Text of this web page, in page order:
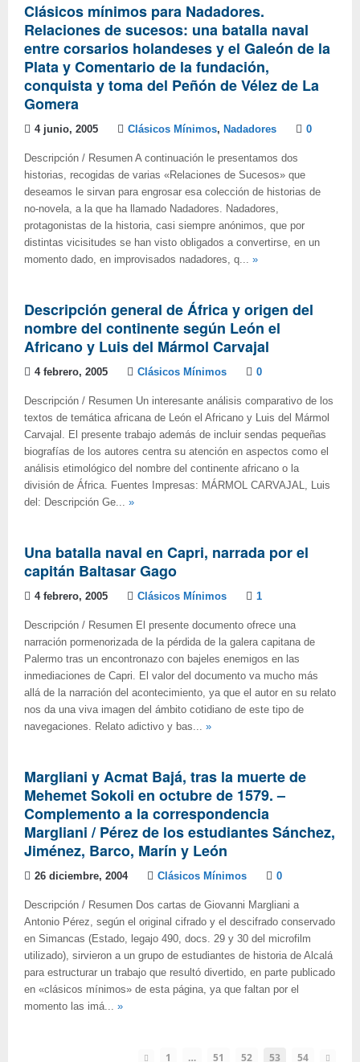
Clásicos mínimos para Nadadores.
Relaciones de sucesos: una batalla naval
entre corsarios holandeses y el Galeón de la
Plata y Comentario de la fundación,
conquista y toma del Peñón de Vélez de La
Gomera
4 junio, 2005 Clásicos Mínimos, Nadadores 0
Descripción / Resumen A continuación le presentamos dos
historias, recogidas de varias «Relaciones de Sucesos» que
deseamos le sirvan para engrosar esa colección de historias de
no-novela, a la que ha llamado Nadadores. Nadadores,
protagonistas de la historia, casi siempre anónimos, que por
distintas vicisitudes se han visto obligados a convertirse, en un
momento dado, en improvisados nadadores, q... »
Descripción general de África y origen del
nombre del continente según León el
Africano y Luis del Mármol Carvajal
4 febrero, 2005 Clásicos Mínimos 0
Descripción / Resumen Un interesante análisis comparativo de los
textos de temática africana de León el Africano y Luis del Mármol
Carvajal. El presente trabajo además de incluir sendas pequeñas
biografías de los autores centra su atención en aspectos como el
análisis etimológico del nombre del continente africano o la
división de África. Fuentes Impresas: MÁRMOL CARVAJAL, Luis
del: Descripción Ge... »
Una batalla naval en Capri, narrada por el
capitán Baltasar Gago
4 febrero, 2005 Clásicos Mínimos 1
Descripción / Resumen El presente documento ofrece una
narración pormenorizada de la pérdida de la galera capitana de
Palermo tras un encontronazo con bajeles enemigos en las
inmediaciones de Capri. El valor del documento va mucho más
allá de la narración del acontecimiento, ya que el autor en su relato
nos da una viva imagen del ámbito cotidiano de este tipo de
navegaciones. Relato adictivo y bas... »
Margliani y Acmat Bajá, tras la muerte de
Mehemet Sokoli en octubre de 1579. –
Complemento a la correspondencia
Margliani / Pérez de los estudiantes Sánchez,
Jiménez, Barco, Marín y León
26 diciembre, 2004 Clásicos Mínimos 0
Descripción / Resumen Dos cartas de Giovanni Margliani a
Antonio Pérez, según el original cifrado y el descifrado conservado
en Simancas (Estado, legajo 490, docs. 29 y 30 del microfilm
utilizado), sirvieron a un grupo de estudiantes de historia de Alcalá
para estructurar un trabajo que resultó divertido, en parte publicado
en «clásicos mínimos» de esta página, ya que faltan por el
momento las imá... »
1 … 51 52 53 54